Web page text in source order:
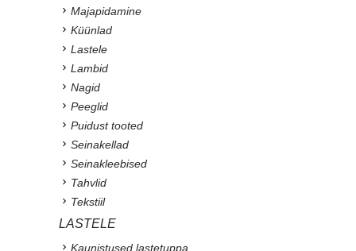
Majapidamine
Küünlad
Lastele
Lambid
Nagid
Peeglid
Puidust tooted
Seinakellad
Seinakleebised
Tahvlid
Tekstiil
LASTELE
Kaunistused lastetuppa